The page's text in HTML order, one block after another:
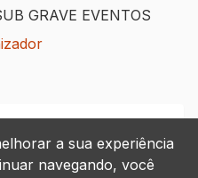
a sua experiência
navegando, você
GRAVE EVENTOS